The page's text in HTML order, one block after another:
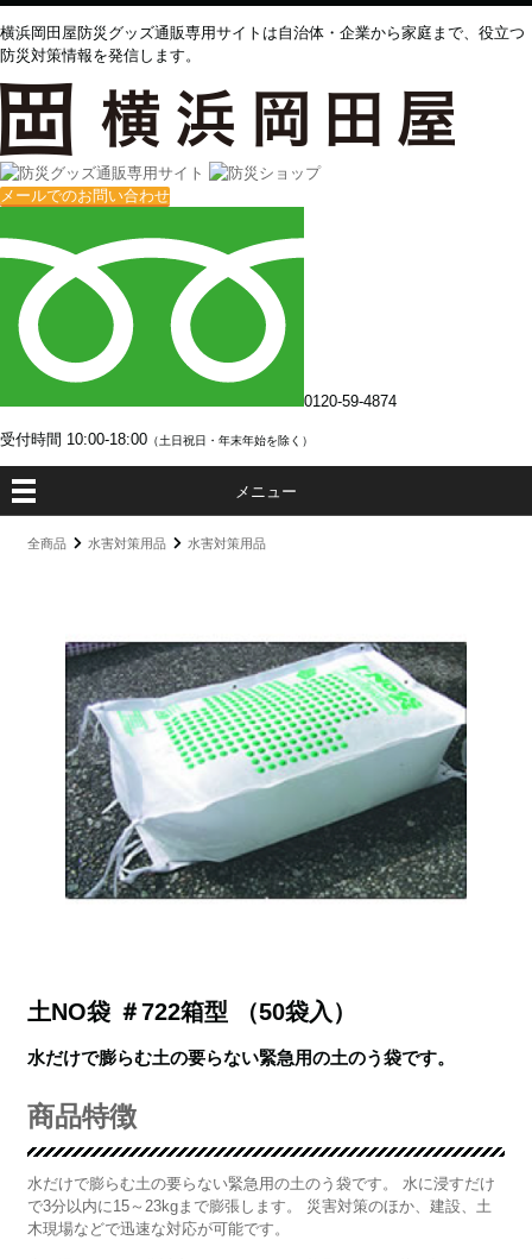
横浜岡田屋防災グッズ通販専用サイトは自治体・企業から家庭まで、役立つ
防災対策情報を発信します。
メールでのお問い合わせ
0120-59-4874
受付時間 10:00-18:00 （土日祝日・年末年始を除く）
メニュー
全商品 水害対策用品 水害対策用品
土NO袋 ＃722箱型 （50袋入）
水だけで膨らむ土の要らない緊急用の土のう袋です。
商品特徴
水だけで膨らむ土の要らない緊急用の土のう袋です。 水に浸すだけ
で3分以内に15～23kgまで膨張します。 災害対策のほか、建設、土
木現場などで迅速な対応が可能です。